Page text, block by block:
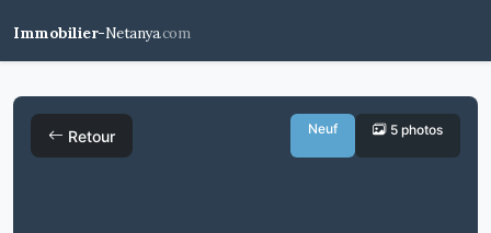
Immobilier-Netanya.com
Retour Neuf 5 photos